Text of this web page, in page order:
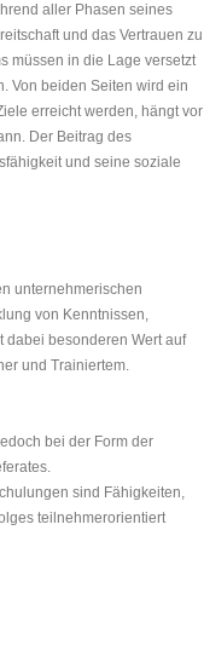
aller Phasen seines
und das Vertrauen zu
müssen in die Lage versetzt
Von beiden Seiten wird ein
erreicht werden, hängt vor
Der Beitrag des
und seine soziale
unternehmerischen
von Kenntnissen,
dabei besonderen Wert auf
und Trainiertem.
bei der Form der
sind Fähigkeiten,
teilnehmerorientiert